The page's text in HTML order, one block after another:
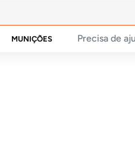
MUNIÇÕES Precisa de